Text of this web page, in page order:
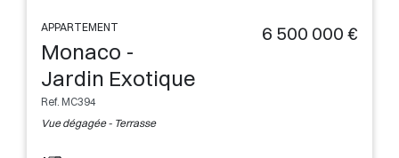
APPARTEMENT
Monaco -
Jardin Exotique
Ref. MC394
Vue dégagée - Terrasse
6 500 000 €